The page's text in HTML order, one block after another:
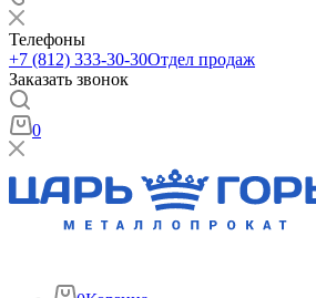
Телефоны
+7 (812) 333-30-30Отдел продаж
Заказать звонок
0